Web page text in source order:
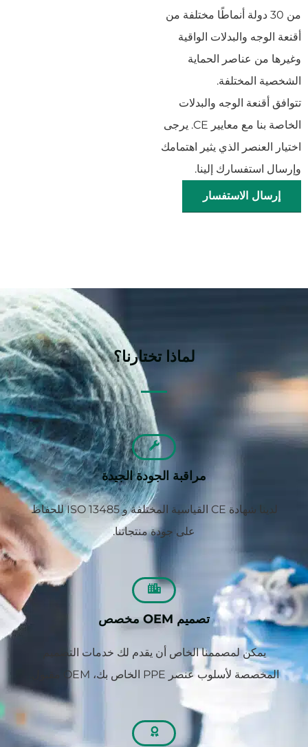
من 30 دولة أنماطًا مختلفة من
أقنعة الوجه والبدلات الواقية
وغيرها من عناصر الحماية
الشخصية المختلفة.
تتوافق أقنعة الوجه والبدلات
الخاصة بنا مع معايير CE. يرجى
اختيار العنصر الذي يثير اهتمامك
وإرسال استفسارك إلينا.
إرسال الاستفسار
لماذا تختارنا؟
مراقبة الجودة الجيدة
لدينا شهادة CE القياسية المختلفة و ISO 13485 للحفاظ
على جودة منتجاتنا.
تصميم OEM مخصص
يمكن لمصممنا الخاص أن يقدم لك خدمات التصميم
المخصصة لأسلوب عنصر PPE الخاص بك، OEM مقبول.